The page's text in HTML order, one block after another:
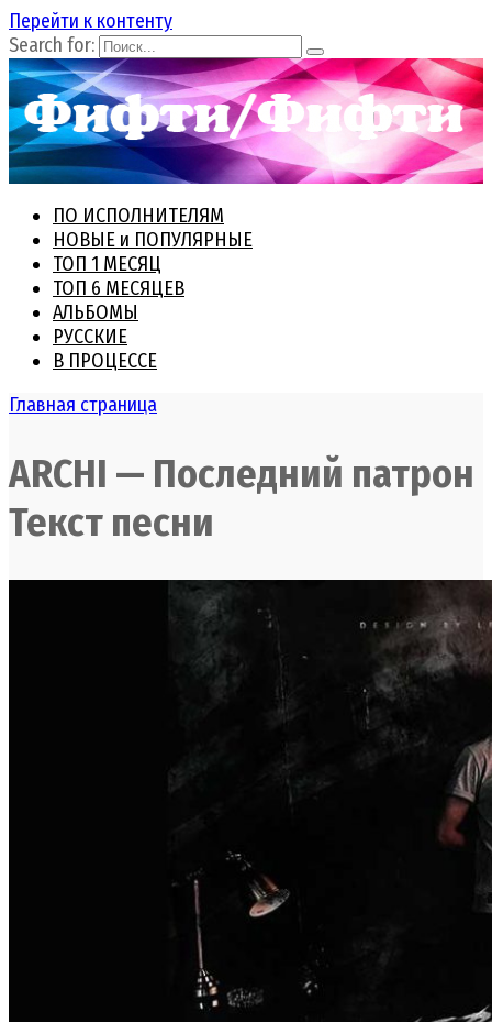
Перейти к контенту
Search for:
ПО ИСПОЛНИТЕЛЯМ
НОВЫЕ и ПОПУЛЯРНЫЕ
ТОП 1 МЕСЯЦ
ТОП 6 МЕСЯЦЕВ
АЛЬБОМЫ
РУССКИЕ
В ПРОЦЕССЕ
Главная страница
ARCHI — Последний патрон
Текст песни